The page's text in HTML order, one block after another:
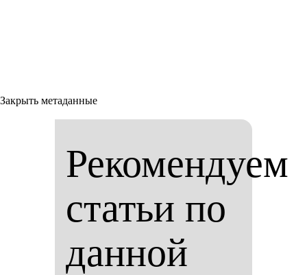
Закрыть метаданные
Рекомендуем
статьи по
данной